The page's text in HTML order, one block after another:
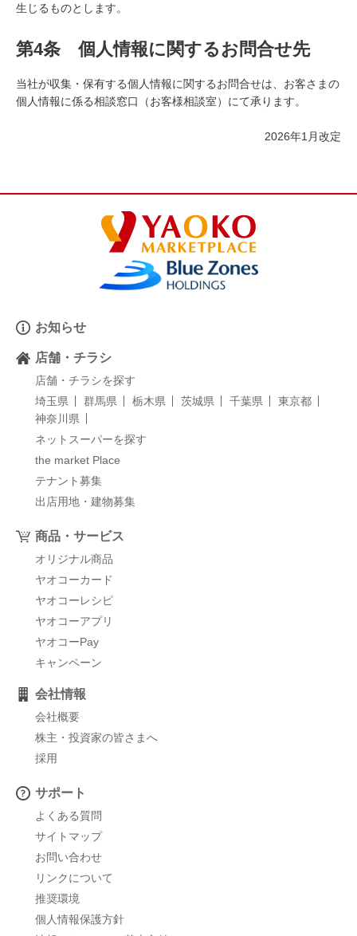
生じるものとします。
第4条 個人情報に関するお問合せ先
当社が収集・保有する個人情報に関するお問合せは、お客さまの
個人情報に係る相談窓口（お客様相談室）にて承ります。
2026年1月改定
お知らせ
店舗・チラシ
店舗・チラシを探す
埼玉県
群馬県 栃木県 茨城県 千葉県
東京都
神奈川県
ネットスーパーを探す
the market Place
テナント募集
出店用地・建物募集
商品・サービス
オリジナル商品
ヤオコーカード
ヤオコーレシピ
ヤオコーアプリ
ヤオコーPay
キャンペーン
会社情報
会社概要
株主・投資家の皆さまへ
採用
サポート
よくある質問
サイトマップ
お問い合わせ
リンクについて
推奨環境
個人情報保護方針